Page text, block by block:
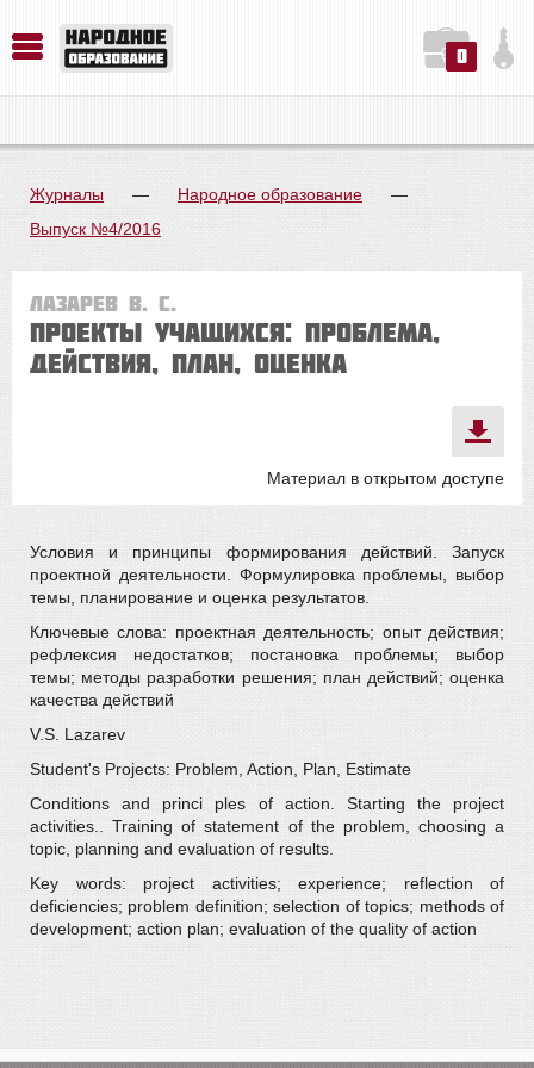
0
Журналы — Народное образование
—
Выпуск №4/2016
Лазарев В. С.
Проекты учащихся: проблема,
действия, план, оценка
Материал в открытом доступе
Условия и принципы формирования действий. Запуск
проектной деятельности. Формулировка проблемы, выбор
темы, планирование и оценка результатов.
Ключевые слова: проектная деятельность; опыт действия;
рефлексия недостатков; постановка проблемы; выбор
темы; методы разработки решения; план действий; оценка
качества действий
V.S. Lazarev
Student's Projects: Problem, Action, Plan, Estimate
Conditions and princi ples of action. Starting the project
activities.. Training of statement of the problem, choosing a
topic, planning and evaluation of results.
Key words: project activities; experience; reflection of
deficiencies; problem definition; selection of topics; methods of
development; action plan; evaluation of the quality of action